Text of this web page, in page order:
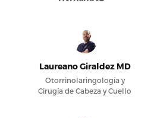
Laureano Giraldez MD
Otorrinolaringología y
Cirugía de Cabeza y Cuello